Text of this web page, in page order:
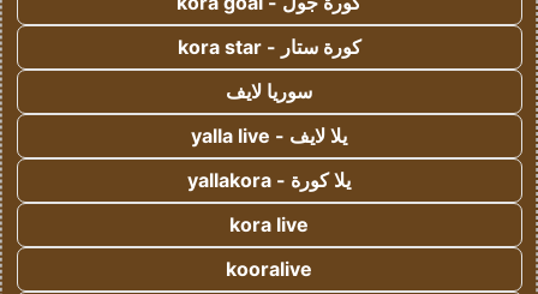
كورة ستار - kora star
سوريا لايف
يلا لايف - yalla live
يلا كورة - yallakora
kora live
kooralive